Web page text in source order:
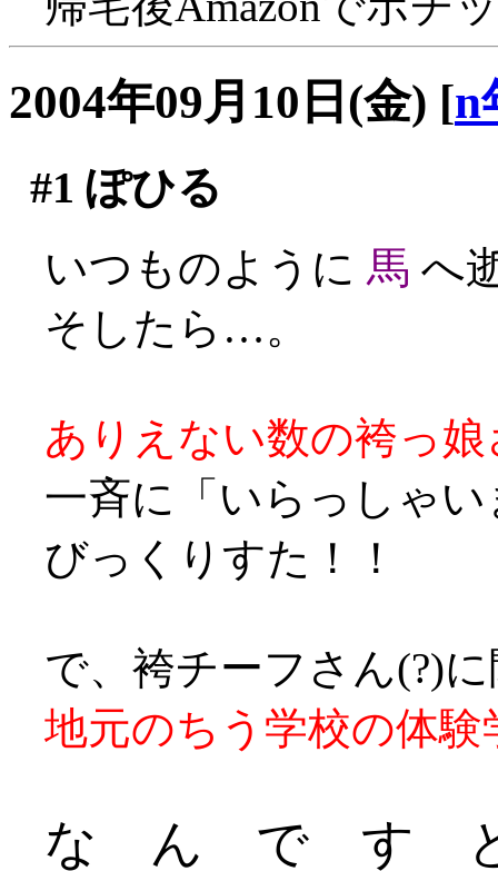
2004年09月10日(金) [n
#1 ぽひる
いつものように 馬 へ
そしたら…。
ありえない数の袴っ
一斉に「いらっしゃ
びっくりすた！！
で、袴チーフさん(?)
地元のちう学校の体験
な ん で す と